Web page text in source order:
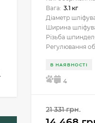
Вага: 3.1 кг
Діаметр
Ширина
Різьба
Регулювання
В НАЯВНОСТІ
5 4
21 331 грн.